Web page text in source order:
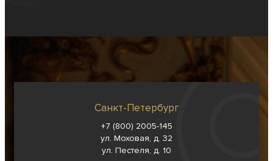
Санкт-Петербург
+7 (800) 2005-145
ул. Моховая, д. 32
ул. Пестеля, д. 10